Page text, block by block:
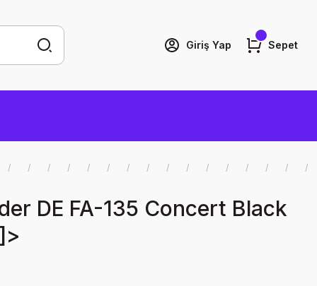
Giriş Yap Sepet
DE FA-135 Concert Black